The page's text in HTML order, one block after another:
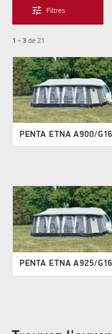
tune Filtres
1 - 3de 21
PENTA ETNA A900/G16
PENTA ETNA A925/G16